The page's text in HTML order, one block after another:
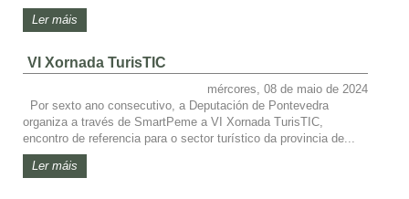
Ler máis
VI Xornada TurisTIC
mércores, 08 de maio de 2024
Por sexto ano consecutivo, a Deputación de Pontevedra
organiza a través de SmartPeme a VI Xornada TurisTIC,
encontro de referencia para o sector turístico da provincia de...
Ler máis